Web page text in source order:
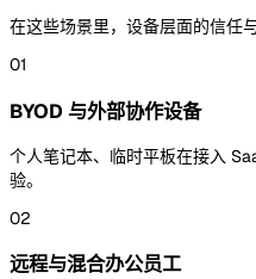
在这些场景里，设备层面的信任
01
BYOD 与外部协作设备
个人笔记本、临时平板在接入
验。
02
远程与混合办公员工